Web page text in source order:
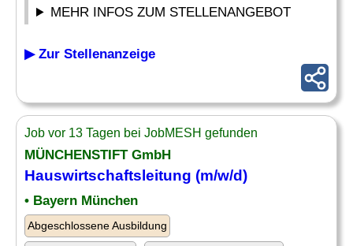
MEHR INFOS ZUM STELLENANGEBOT
▶ Zur Stellenanzeige
Job vor 13 Tagen bei JobMESH gefunden
MÜNCHENSTIFT GmbH
Hauswirtschaftsleitung (m/w/d)
• Bayern München
Abgeschlossene Ausbildung